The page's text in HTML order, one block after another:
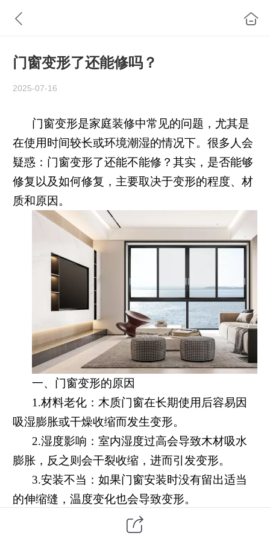
门窗变形了还能修吗？
2025-07-16
门窗变形是家庭装修中常见的问题，尤其是
在使用时间较长或环境潮湿的情况下。很多人会
疑惑：门窗变形了还能不能修？其实，是否能够
修复以及如何修复，主要取决于变形的程度、材
质和原因。
一、门窗变形的原因
1.材料老化：木质门窗在长期使用后容易因
吸湿膨胀或干燥收缩而发生变形。
2.湿度影响：室内湿度过高会导致木材吸水
膨胀，反之则会干裂收缩，进而引发变形。
3.安装不当：如果门窗安装时没有留出适当
的伸缩缝，温度变化也会导致变形。
4.外力撞击：人为的碰撞或自然灾害如台风